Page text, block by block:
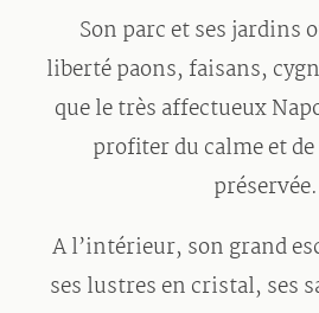
Son parc et ses jardins
liberté paons, faisans,
que le très affectueux
profiter du calme et
préservée.
A l’intérieur, son grand
ses lustres en cristal, ses